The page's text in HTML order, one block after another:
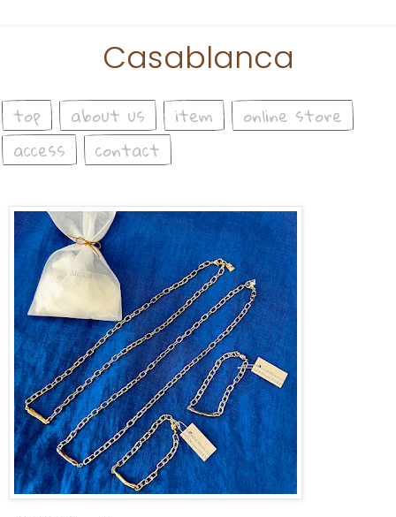
Casablanca
top about us item
online store
access
contact